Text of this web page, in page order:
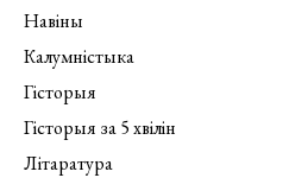
Навіны
Калумністыка
Гісторыя
Гісторыя за 5 хвілін
Літаратура